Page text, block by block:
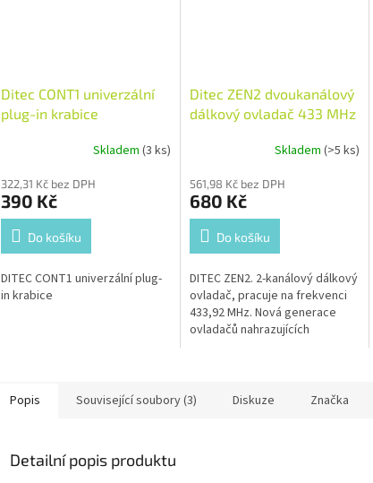
Ditec CONT1 univerzální
plug-in krabice
Skladem (3 ks)
322,31 Kč bez DPH
390 Kč
Do košíku
DITEC CONT1 univerzální plug-
in krabice
Ditec ZEN2 dvoukanálový
dálkový ovladač 433 MHz
Skladem (>5 ks)
561,98 Kč bez DPH
680 Kč
Do košíku
DITEC ZEN2. 2-kanálový dálkový
ovladač, pracuje na frekvenci
433,92 MHz. Nová generace
ovladačů nahrazujících
Popis Související soubory (3) Diskuze Značka
Detailní popis produktu